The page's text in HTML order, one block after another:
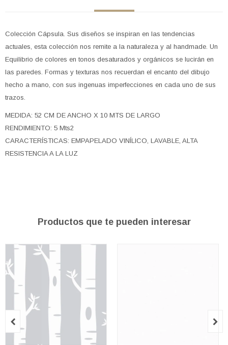
Colección Cápsula. Sus diseños se inspiran en las tendencias
actuales, esta colección nos remite a la naturaleza y al handmade. Un
Equilibrio de colores en tonos desaturados y orgánicos se lucirán en
las paredes. Formas y texturas nos recuerdan el encanto del dibujo
hecho a mano, con sus ingenuas imperfecciones en cada uno de sus
trazos.
MEDIDA: 52 CM DE ANCHO X 10 MTS DE LARGO
RENDIMIENTO: 5 Mts2
CARACTERÍSTICAS: EMPAPELADO VINÍLICO, LAVABLE, ALTA
RESISTENCIA A LA LUZ
Productos que te pueden interesar
 